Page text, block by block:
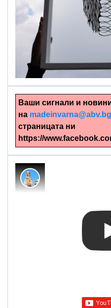
Ръчно
Ваши сигнали и
на madeinvarna@abv.bg
страницата ни
https://